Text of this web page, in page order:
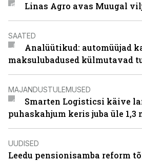
Linas Agro avas Muugal
SAATED
Analüütikud: automüüjad
maksulubadused külmutavad
MAJANDUSTULEMUSED
Smarten Logisticsi käive
puhaskahjum keris juba üle 1,3
UUDISED
Leedu pensionisamba reform